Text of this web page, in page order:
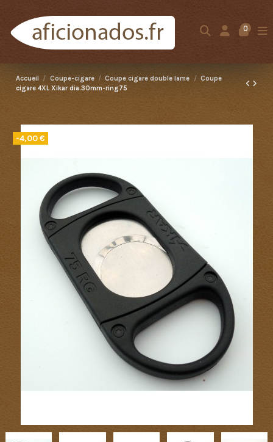
0
Accueil Coupe-cigare Coupe cigare double lame
Coupe
cigare 4XL Xikar dia.30mm-ring75
-4,00 €